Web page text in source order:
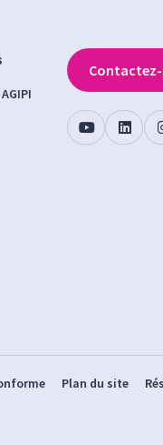
Plan du site